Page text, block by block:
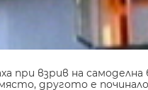
при взрив на самоделна
другото е